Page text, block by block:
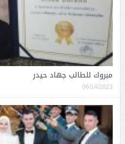
مبروك للطالب جهاد حيدر
06/14/2023